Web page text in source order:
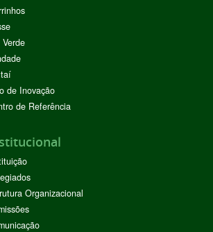
de Inovação
de Referência
Organizacional